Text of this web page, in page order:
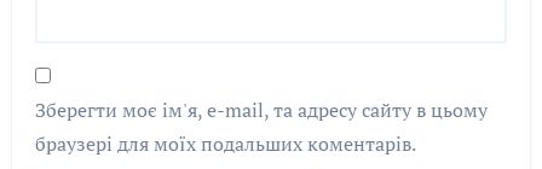
Зберегти моє ім'я, e-mail, та адресу сайту в цьому
браузері для моїх подальших коментарів.